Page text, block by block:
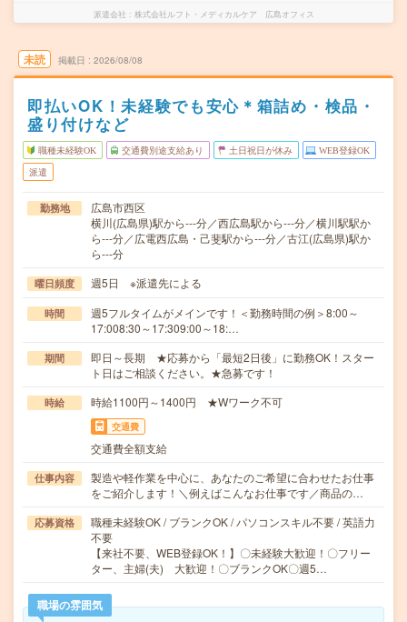
派遣会社 株式会社ルフト・メディカルケア 広島オフィス
未読 掲載日 2026/08/08
即払いOK！未経験でも安心＊箱詰め・検品・
盛り付けなど
職種未経験OK 交通費別途支給あり 土日祝日が休み WEB登録OK
派遣
勤務地
広島市西区
横川(広島県)駅から---分／西広島駅から---分／横川駅駅か
ら---分／広電西広島・己斐駅から---分／古江(広島県)駅か
ら---分
曜日頻度 週5日 ※派遣先による
時間
週5フルタイムがメインです！＜勤務時間の例＞8:00～
17:008:30～17:309:00～18:…
期間
即日～長期 ★応募から「最短2日後」に勤務OK！スター
ト日はご相談ください。★急募です！
時給 時給1100円～1400円 ★Wワーク不可
交通費
交通費全額支給
仕事内容
製造や軽作業を中心に、あなたのご希望に合わせたお仕事
をご紹介します！＼例えばこんなお仕事です／商品の…
応募資格
職種未経験OK / ブランクOK / パソコンスキル不要 / 英語力
不要
【来社不要、WEB登録OK！】〇未経験大歓迎！〇フリー
ター、主婦(夫) 大歓迎！〇ブランクOK〇週5…
職場の雰囲気